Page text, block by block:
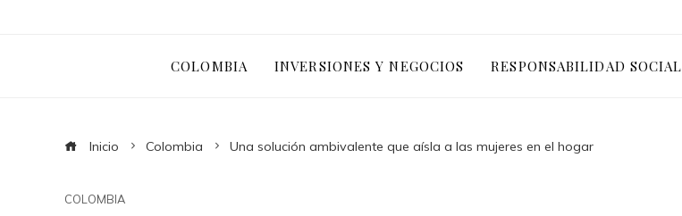
COLOMBIA INVERSIONES Y NEGOCIOS RESPONSABILIDAD SOCIAL
Inicio Colombia Una solución ambivalente que aísla a las mujeres en el hogar
COLOMBIA